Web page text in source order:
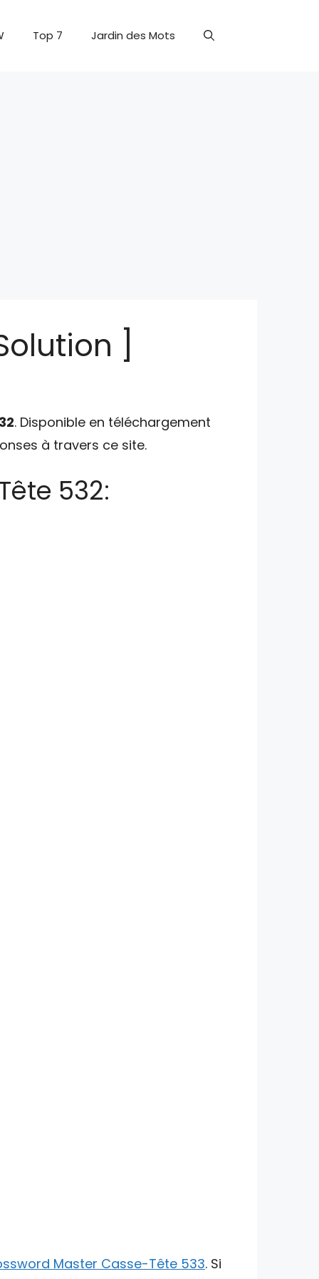
Top 7 Jardin des Mots
]
. Disponible en téléchargement
à travers ce site.
532:
Master Casse-Tête 533. Si